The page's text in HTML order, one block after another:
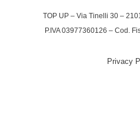
TOP UP – Via Tinelli 30 –
P.IVA 03977360126 – Cod.
Privacy